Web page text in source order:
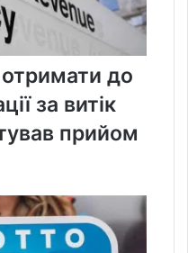
до
за витік
прийом